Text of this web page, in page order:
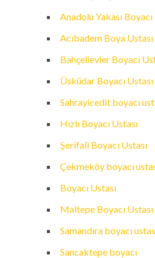
Anadolu Yakası
Acıbadem Boya Ustası
Bahçelievler Boyacı
Üsküdar Boyacı Ustası
Sahrayicedit boyacı
Hızlı Boyacı Ustası
Şerifali Boyacı Ustası
Çekmeköy boyacı
Boyacı Ustası
Maltepe Boyacı Ustası
Samandıra boyacı
Sancaktepe boyacı